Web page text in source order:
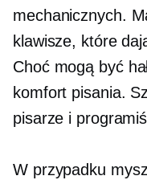
mechanicznych.
klawisze, które
Choć mogą być
komfort pisania.
pisarze i
W przypadku